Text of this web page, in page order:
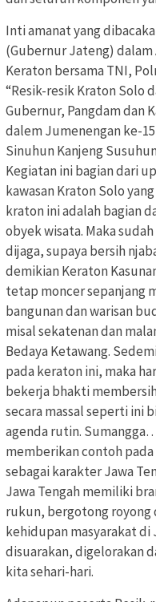
Inti amanat yang
(Gubernur Jateng) dalam
Keraton bersama TNI,
“Resik-resik Kraton Solo
Gubernur, Pangdam dan
dalem Jumenengan ke-
Sinuhun Kanjeng
Kegiatan ini bagian dari
kawasan Kraton Solo
kraton ini adalah bagian
obyek wisata. Maka
dijaga, supaya bersih
demikian Keraton
tetap moncer sepanjang
bangunan dan warisan
misal sekatenan dan
Bedaya Ketawang.
pada keraton ini, maka
bekerja bhakti
secara massal seperti ini
agenda rutin.
memberikan contoh
sebagai karakter Jawa
Jawa Tengah memiliki
rukun, bergotong royong
kehidupan masyarakat di
disuarakan, digelorakan
kita sehari-hari.